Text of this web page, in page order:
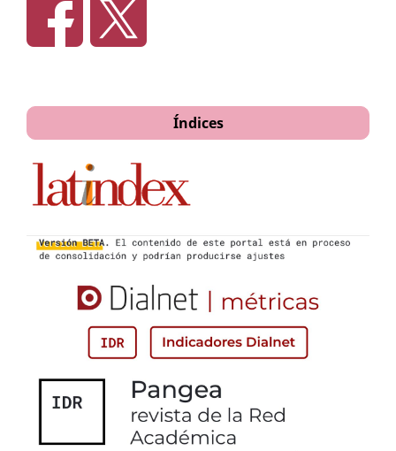
Índices